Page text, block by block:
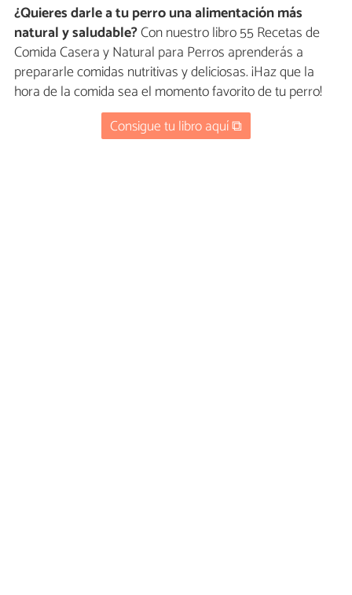
¿Quieres darle a tu perro una alimentación más
natural y saludable?Con nuestro libro 55 Recetas de
Comida Casera y Natural para Perros aprenderás a
prepararle comidas nutritivas y deliciosas. ¡Haz que la
hora de la comida sea el momento favorito de tu perro!
Consigue tu libro aquí ⧉